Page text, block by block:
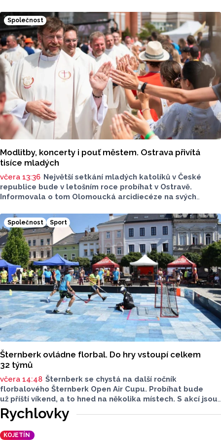
MALT, která dokázala v úterý 4. srpna úspěšně převézt
z Olomouce v pořadí již čtvrtá masivní vlna přepravy
nadměrných nákladů snerezovými náduvníky.
Společnost
Modlitby, koncerty i pouť městem. Ostrava přivítá
tisíce mladých
včera 13:36 Největší setkání mladých katolíků v České
republice bude v letošním roce probíhat v Ostravě.
Informovala o tom Olomoucká arcidiecéze na svých
se uskuteční od úterý 11. srpna až do neděle 16. srpna.
Očekává se přes 3 tisíce návštěvníků.
Společnost Sport
Šternberk ovládne florbal. Do hry vstoupí celkem
32 týmů
včera 14:48 Šternberk se chystá na další ročník
florbalového Šternberk Open Air Cupu. Probíhat bude
už příští víkend, a to hned na několika místech. S akcí jsou
spojené také dopravní uzavírky. Najdete mezi týmy svého
favorita?
Rychlovky
KOJETÍN